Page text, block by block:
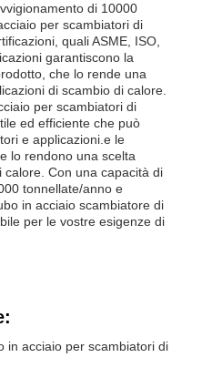
di 10000
per scambiatori di
quali ASME, ISO,
garantiscono la
che lo rende una
di scambio di calore.
per scambiatori di
ed efficiente che può
e applicazioni.e le
lo rendono una scelta
Con una capacità di
tonnellate/anno e
in acciaio scambiatore di
per le vostre esigenze di
in acciaio per scambiatori di